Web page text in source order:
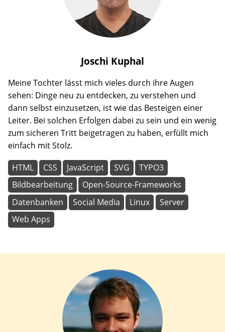
Joschi Kuphal
Meine Tochter lässt mich vieles durch ihre Augen
sehen: Dinge neu zu entdecken, zu verstehen und
dann selbst einzusetzen, ist wie das Besteigen einer
Leiter. Bei solchen Erfolgen dabei zu sein und ein wenig
zum sicheren Tritt beigetragen zu haben, erfüllt mich
einfach mit Stolz.
HTML CSS JavaScript SVG
TYPO3
Bildbearbeitung
Open-Source-Frameworks
Datenbanken
Social Media Linux
Server
Web Apps